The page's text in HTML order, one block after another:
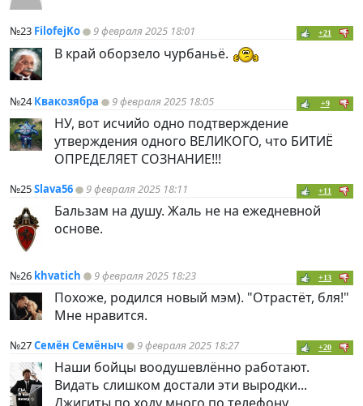
№23 FilofejKo 9 февраля 2025 18:01 +21
В край оборзело чурбаньё.
№24Квакозябра 9 февраля 2025 18:05 +9
НУ, вот исчийо одно подтверждение
утверждения одного ВЕЛИКОГО, что БИТИЁ
ОПРЕДЕЛЯЕТ СОЗНАНИЕ!!!
№25Slava56 9 февраля 2025 18:11 +11
Бальзам на душу. Жаль не на ежедневной
основе.
№26 khvatich 9 февраля 2025 18:23 +13
Похоже, родился новый мэм). "Отрастёт, бля!"
Мне нравится.
№27Семён Семёныч 9 февраля 2025 18:27 +20
Наши бойцы воодушевлённо работают.
Видать слишком достали эти выродки...